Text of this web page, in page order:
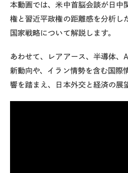
本動画では、米中首脳会談が日中
権と習近平政権の距離感を分析し
国家戦略について解説します。
あわせて、レアアース、半導体、
新動向や、イラン情勢を含む国際
響を踏まえ、日本外交と経済の展